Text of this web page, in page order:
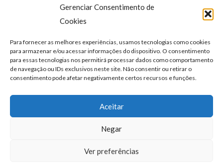
Gerenciar Consentimento de
Cookies
Para fornecer as melhores experiências, usamos tecnologias como cookies
para armazenar e/ou acessar informações do dispositivo. O consentimento
para essas tecnologias nos permitirá processar dados como comportamento
de navegação ou IDs exclusivos neste site. Não consentir ou retirar o
consentimento pode afetar negativamente certos recursos e funções.
Aceitar
Negar
Ver preferências
informatica@ganeplar.com.br